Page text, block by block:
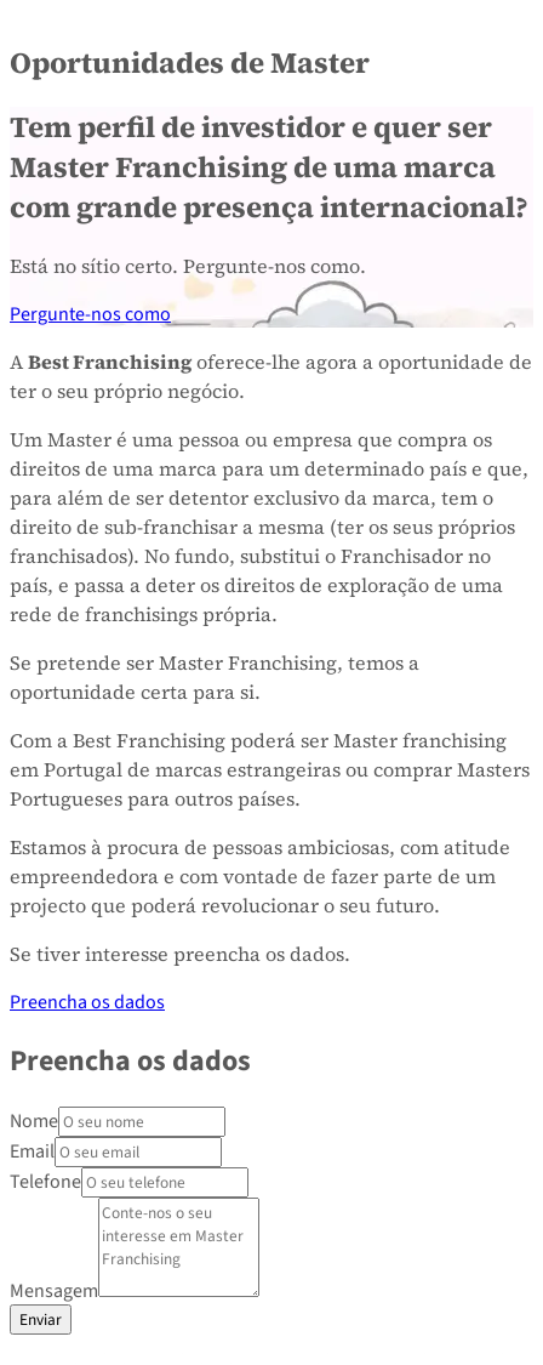
Oportunidades de Master
Tem perfil de investidor e quer ser
Master Franchising de uma marca
com grande presença internacional?
Está no sítio certo. Pergunte-nos como.
Pergunte-nos como
ABest Franchisingoferece-lhe agora a oportunidade de
ter o seu próprio negócio.
Um Master é uma pessoa ou empresa que compra os
direitos de uma marca para um determinado país e que,
para além de ser detentor exclusivo da marca, tem o
direito de sub-franchisar a mesma (ter os seus próprios
franchisados). No fundo, substitui o Franchisador no
país, e passa a deter os direitos de exploração de uma
rede de franchisings própria.
Se pretende ser Master Franchising, temos a
oportunidade certa para si.
Com a Best Franchising poderá ser Master franchising
em Portugal de marcas estrangeiras ou comprar Masters
Portugueses para outros países.
Estamos à procura de pessoas ambiciosas, com atitude
empreendedora e com vontade de fazer parte de um
projecto que poderá revolucionar o seu futuro.
Se tiver interesse preencha os dados.
Preencha os dados
Preencha os dados
Nome
Email
Telefone
Mensagem
Enviar